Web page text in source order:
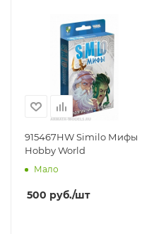
915467HW Similo Мифы
Hobby World
Мало
500 руб./шт